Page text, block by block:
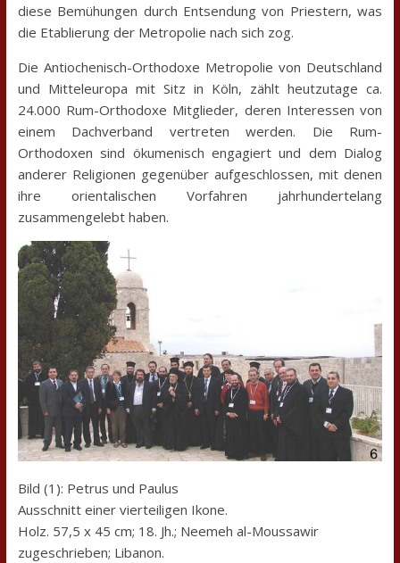
diese Bemühungen durch Entsendung von Priestern, was
die Etablierung der Metropolie nach sich zog.
Die Antiochenisch-Orthodoxe Metropolie von Deutschland
und Mitteleuropa mit Sitz in Köln, zählt heutzutage ca.
24.000 Rum-Orthodoxe Mitglieder, deren Interessen von
einem Dachverband vertreten werden. Die Rum-
Orthodoxen sind ökumenisch engagiert und dem Dialog
anderer Religionen gegenüber aufgeschlossen, mit denen
ihre orientalischen Vorfahren jahrhundertelang
zusammengelebt haben.
Bild (1): Petrus und Paulus
Ausschnitt einer vierteiligen Ikone.
Holz. 57,5 x 45 cm; 18. Jh.; Neemeh al-Moussawir
zugeschrieben; Libanon.